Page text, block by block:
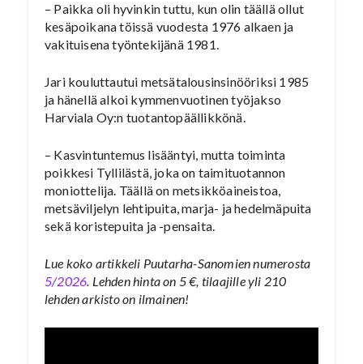
– Paikka oli hyvinkin tuttu, kun olin täällä ollut
kesäpoikana töissä vuodesta 1976 alkaen ja
vakituisena työntekijänä 1981.
Jari kouluttautui metsätalousinsinööriksi 1985
ja hänellä alkoi kymmenvuotinen työjakso
Harviala Oy:n tuotantopäällikkönä.
– Kasvintuntemus lisääntyi, mutta toiminta
poikkesi Tyllilästä, joka on taimituotannon
moniottelija. Täällä on metsikköaineistoa,
metsäviljelyn lehtipuita, marja- ja hedelmäpuita
sekä koristepuita ja -pensaita.
Lue koko artikkeli Puutarha-Sanomien numerosta
5/2026. Lehden hinta on 5 €, tilaajille yli 210
lehden arkisto on ilmainen!